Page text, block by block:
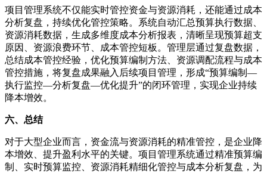
项目管理系统不仅能实时管控资金与资源消耗，还能通过成本
分析复盘，持续优化管控策略。系统自动汇总预算执行数据、
资源消耗数据，生成多维度成本分析报表，清晰呈现预算超支
原因、资源浪费环节、成本管控短板。管理层通过复盘数据，
总结成本管控经验，优化预算编制方法、资源调配流程与成本
管控措施，将复盘成果融入后续项目管理，形成“预算编制—
执行监控—分析复盘—优化提升”的闭环管理，实现企业持续
降本增效。
六、总结
对于大型企业而言，资金流与资源消耗的精准管控，是企业降
本增效、提升盈利水平的关键。项目管理系统通过精准预算编
制、实时预算监控、资源消耗精细化管控与成本分析复盘，为